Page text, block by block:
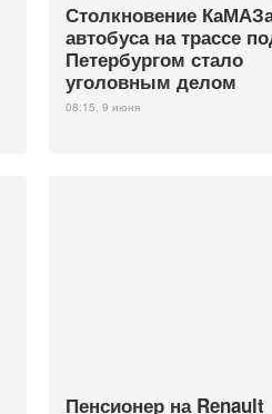
Столкновение
автобуса на трассе
Петербургом стало
уголовным делом
08:15, 9 июня
Пенсионер на Renault